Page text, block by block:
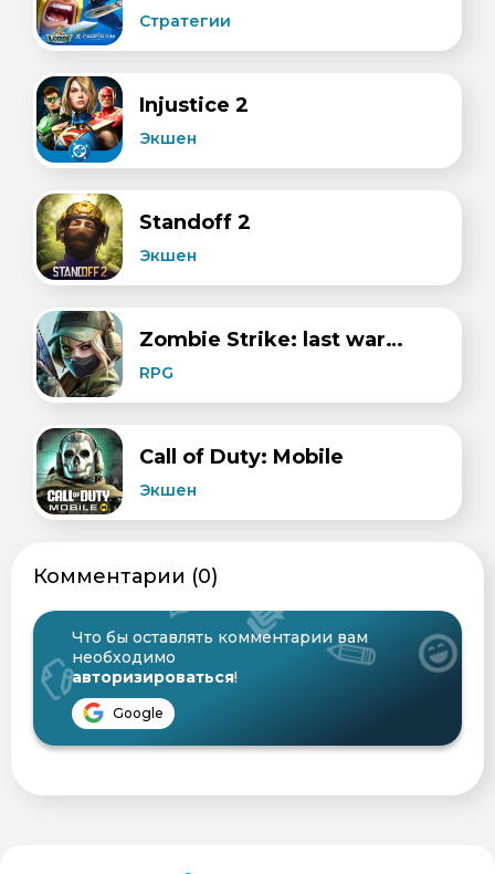
Стратегии
Injustice 2
Экшен
Standoff 2
Экшен
Zombie Strike: last war AFK RPG
RPG
Call of Duty: Mobile
Экшен
Комментарии (0)
Что бы оставлять комментарии вам
необходимо
авторизироваться!
Google